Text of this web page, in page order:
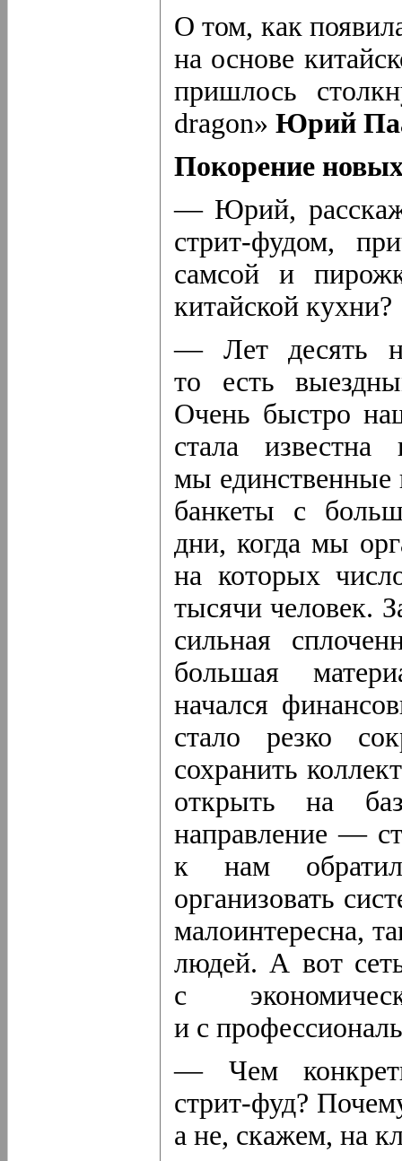
О том, как
на основе
пришлось
dragon» Юрий
Покорение
— Юрий,
стрит-фудом,
самсой и
китайской кухни?
— Лет десять
то есть
Очень быстро
стала
мы единственные
банкеты с
дни, когда мы
на которых
тысячи человек.
сильная
большая
начался
стало резко
сохранить
открыть на
направление —
к нам
организовать
малоинтересна,
людей. А вот
с
и с
— Чем
стрит-фуд?
а не, скажем, на